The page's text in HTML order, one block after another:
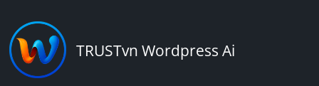
TRUSTvn Wordpress Ai